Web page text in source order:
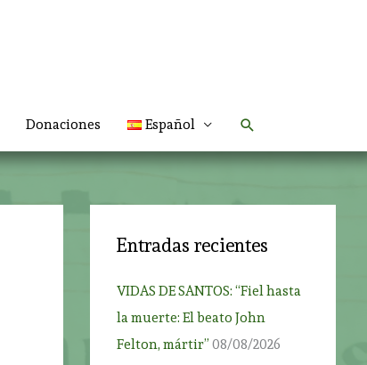
Donaciones Español Buscar
Entradas recientes
VIDAS DE SANTOS: “Fiel hasta
la muerte: El beato John
Felton, mártir” 08/08/2026